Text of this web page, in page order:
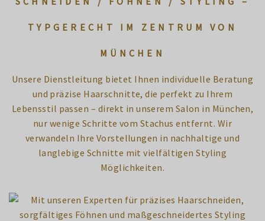
TYPGERECHT IM ZENTRUM VON
MÜNCHEN
Unsere Dienstleitung bietet Ihnen individuelle Beratung
und präzise Haarschnitte, die perfekt zu Ihrem
Lebensstil passen – direkt in unserem Salon in München,
nur wenige Schritte vom Stachus entfernt. Wir
verwandeln Ihre Vorstellungen in nachhaltige und
langlebige Schnitte mit vielfältigen Styling
Möglichkeiten.